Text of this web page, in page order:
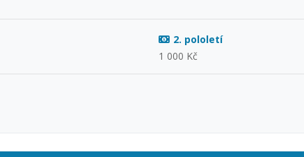
2. pololetí
1 000 Kč